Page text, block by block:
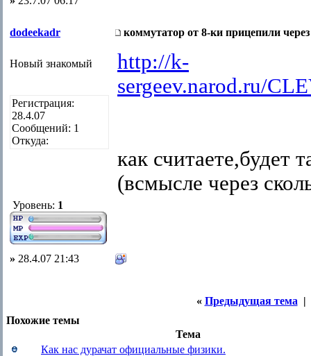
dodeekadr коммутатор от 8-ки прицепили
Новый знакомый
Регистрация:
28.4.07
Сообщений: 1
Откуда:
Уровень: 1
http://k-
sergeev.narod.ru/
как считаете,будет
(всмысле через
» 28.4.07 21:43
« Предыдущая тема |
Похожие темы
Тема
Как нас дурачат официальные физики.